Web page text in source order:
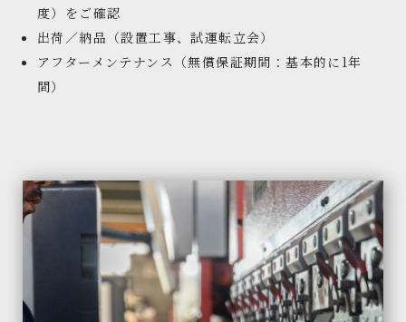
度）をご確認
出荷／納品（設置工事、試運転立会）
アフターメンテナンス（無償保証期間：基本的に1年
間）